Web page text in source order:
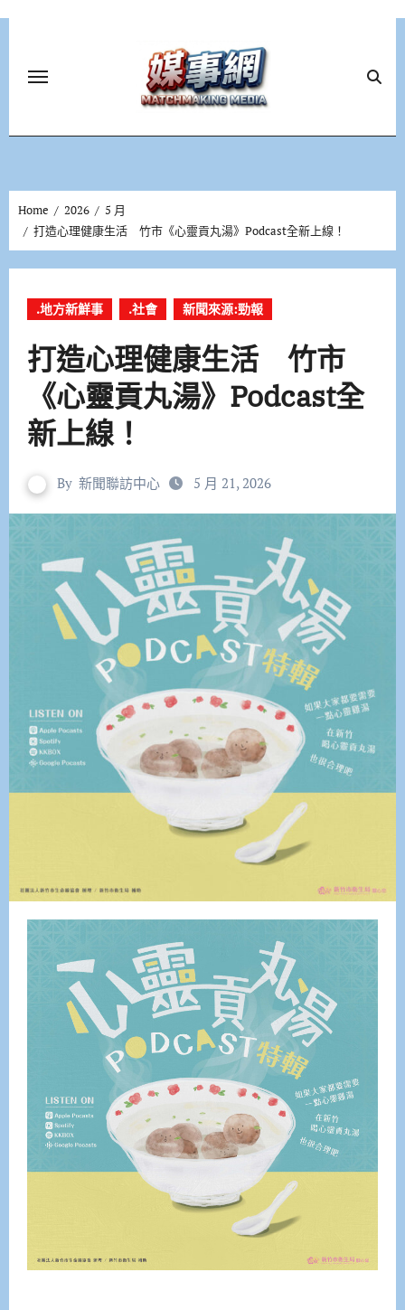
Home 2026
5 月
打造心理健康生活 竹市《心靈貢丸湯》Podcast全新上線！
.地方新鮮事 .社會 新聞來源:勁報
打造心理健康生活 竹市
《心靈貢丸湯》Podcast全
新上線！
By 新聞聯訪中心 5 月 21, 2026